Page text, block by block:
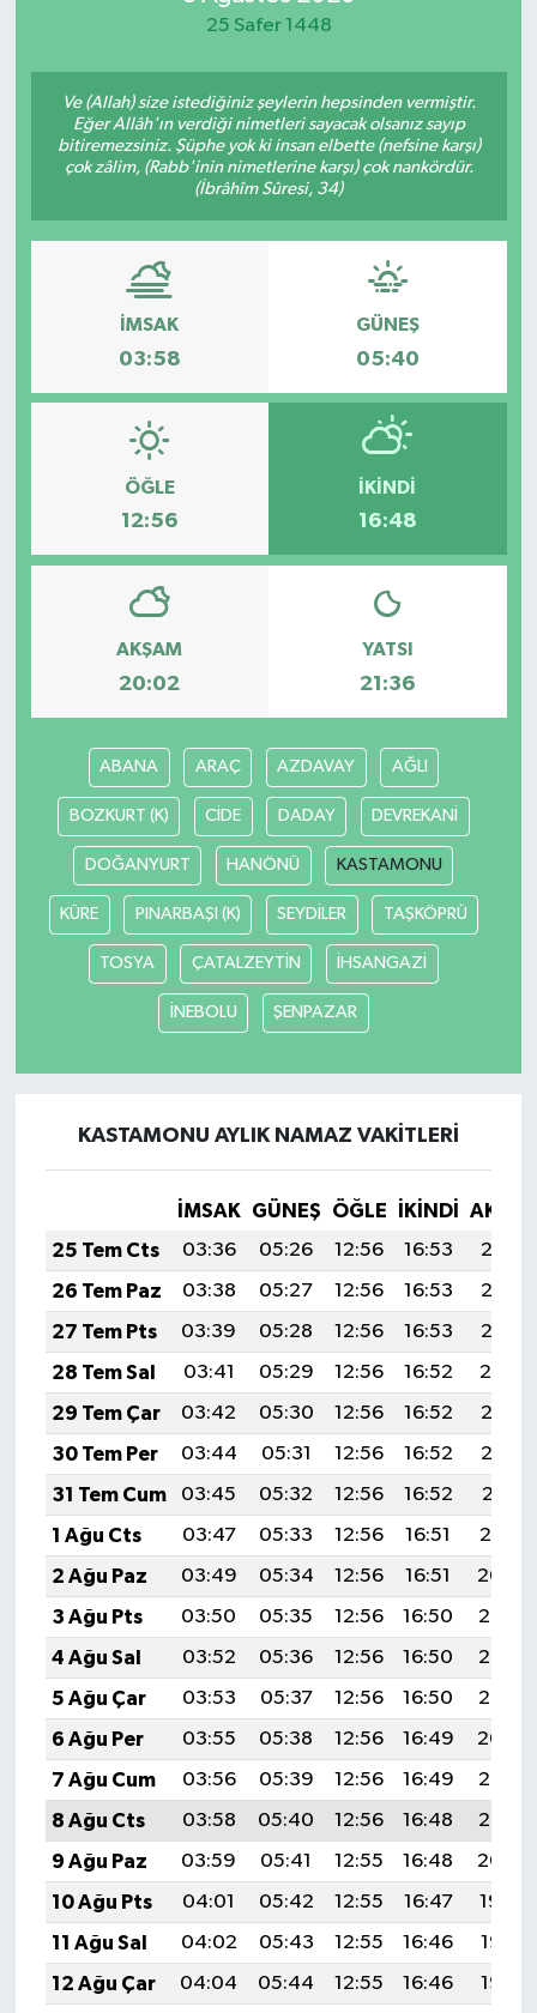
25 Safer 1448
Ve (Allah) size istediğiniz şeylerin hepsinden vermiştir.
Eğer Allâh'ın verdiği nimetleri sayacak olsanız sayıp
bitiremezsiniz. Şüphe yok ki insan elbette (nefsine karşı)
çok zâlim, (Rabb'inin nimetlerine karşı) çok nankördür.
(İbrâhîm Sûresi, 34)
İMSAK
03:58
GÜNEŞ
05:40
ÖĞLE
12:56
İKINDI
16:48
AKŞAM
20:02
YATSI
21:36
ABANA ARAÇ AZDAVAY AĞLI
BOZKURT (K) CİDE DADAY DEVREKANİ
DOĞANYURT HANÖNÜ KASTAMONU
KÜRE PINARBAŞI (K) SEYDİLER TAŞKÖPRÜ
TOSYA ÇATALZEYTİN İHSANGAZİ
İNEBOLU ŞENPAZAR
KASTAMONU AYLIK NAMAZ VAKITLERI
İMSAK GÜNEŞ ÖĞLE İKINDI
25 Tem Cts
03:36 05:26 12:56 16:53
20:17
26 Tem Paz
03:38 05:27 12:56 16:53
20:16
27 Tem Pts
03:39 05:28 12:56 16:53
20:15
28 Tem Sal
03:41 05:29 12:56 16:52
20:14
29 Tem Çar
03:42 05:30 12:56 16:52
20:13
30 Tem Per
03:44 05:31 12:56 16:52
20:12
31 Tem Cum
03:45 05:32 12:56 16:52
20:11
1 Ağu Cts
03:47 05:33 12:56 16:51
20:10
2 Ağu Paz
03:49 05:34 12:56 16:51
20:09
3 Ağu Pts
03:50 05:35 12:56 16:50
20:08
4 Ağu Sal
03:52 05:36 12:56 16:50
20:07
5 Ağu Çar
03:53 05:37 12:56 16:50
20:05
6 Ağu Per
03:55 05:38 12:56 16:49
20:04
7 Ağu Cum
03:56 05:39 12:56 16:49
20:03
8 Ağu Cts
03:58 05:40 12:56 16:48
20:02
9 Ağu Paz
03:59 05:41 12:55 16:48
20:00
10 Ağu Pts
04:01 05:42 12:55 16:47
19:59
11 Ağu Sal
04:02 05:43 12:55 16:46
19:58
12 Ağu Çar
04:04 05:44 12:55 16:46
19:57